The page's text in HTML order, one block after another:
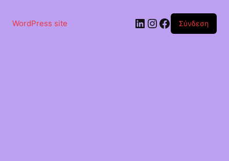
περιεχόμενο
WordPress site Linkedin
Instagram
Facebook
Σύνδεση